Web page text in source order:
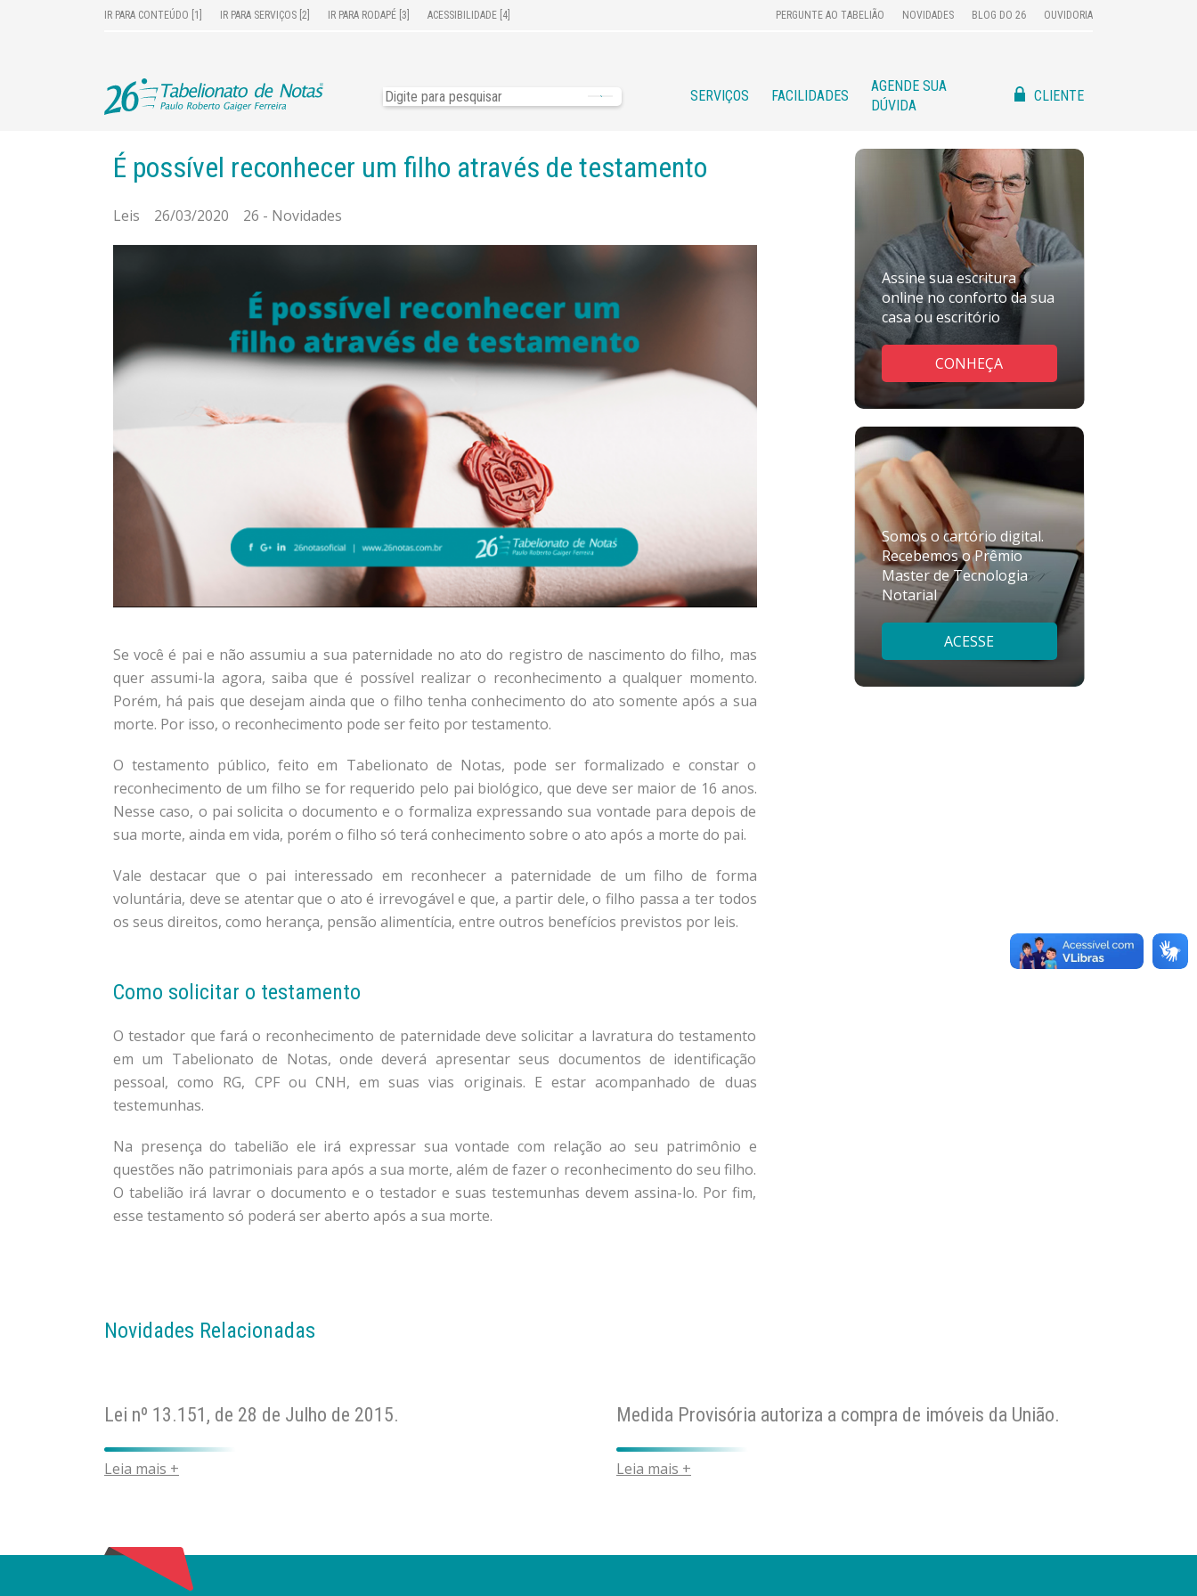
IR PARA CONTEÚDO [1] IR PARA SERVIÇOS [2] IR PARA RODAPÉ [3] ACESSIBILIDADE [4] PERGUNTE AO TABELIÃO NOVIDADES BLOG DO 26 OUVIDORIA
SERVIÇOS FACILIDADES
AGENDE SUA
DÚVIDA
CLIENTE
É possível reconhecer um filho através de testamento
Leis 26/03/2020 26 - Novidades
Se você é pai e não assumiu a sua paternidade no ato do registro de nascimento do filho, mas
quer assumi-la agora, saiba que é possível realizar o reconhecimento a qualquer momento.
Porém, há pais que desejam ainda que o filho tenha conhecimento do ato somente após a sua
morte. Por isso, o reconhecimento pode ser feito por testamento.
O testamento público, feito em Tabelionato de Notas, pode ser formalizado e constar o
reconhecimento de um filho se for requerido pelo pai biológico, que deve ser maior de 16 anos.
Nesse caso, o pai solicita o documento e o formaliza expressando sua vontade para depois de
sua morte, ainda em vida, porém o filho só terá conhecimento sobre o ato após a morte do pai.
Vale destacar que o pai interessado em reconhecer a paternidade de um filho de forma
voluntária, deve se atentar que o ato é irrevogável e que, a partir dele, o filho passa a ter todos
os seus direitos, como herança, pensão alimentícia, entre outros benefícios previstos por leis.
Como solicitar o testamento
O testador que fará o reconhecimento de paternidade deve solicitar a lavratura do testamento
em um Tabelionato de Notas, onde deverá apresentar seus documentos de identificação
pessoal, como RG, CPF ou CNH, em suas vias originais. E estar acompanhado de duas
testemunhas.
Na presença do tabelião ele irá expressar sua vontade com relação ao seu patrimônio e
questões não patrimoniais para após a sua morte, além de fazer o reconhecimento do seu filho.
O tabelião irá lavrar o documento e o testador e suas testemunhas devem assina-lo. Por fim,
esse testamento só poderá ser aberto após a sua morte.
Assine sua escritura
online no conforto da sua
casa ou escritório
CONHEÇA
Somos o cartório digital.
Recebemos o Prêmio
Master de Tecnologia
Notarial
ACESSE
Novidades Relacionadas
Lei nº 13.151, de 28 de Julho de 2015.
Leia mais +
Medida Provisória autoriza a compra de imóveis da União.
Leia mais +